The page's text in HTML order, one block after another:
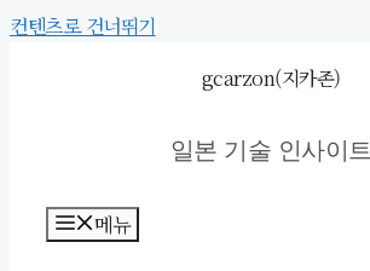
컨텐츠로 건너뛰기
gcarzon(지카존)
일본 기술 인사이트
메뉴